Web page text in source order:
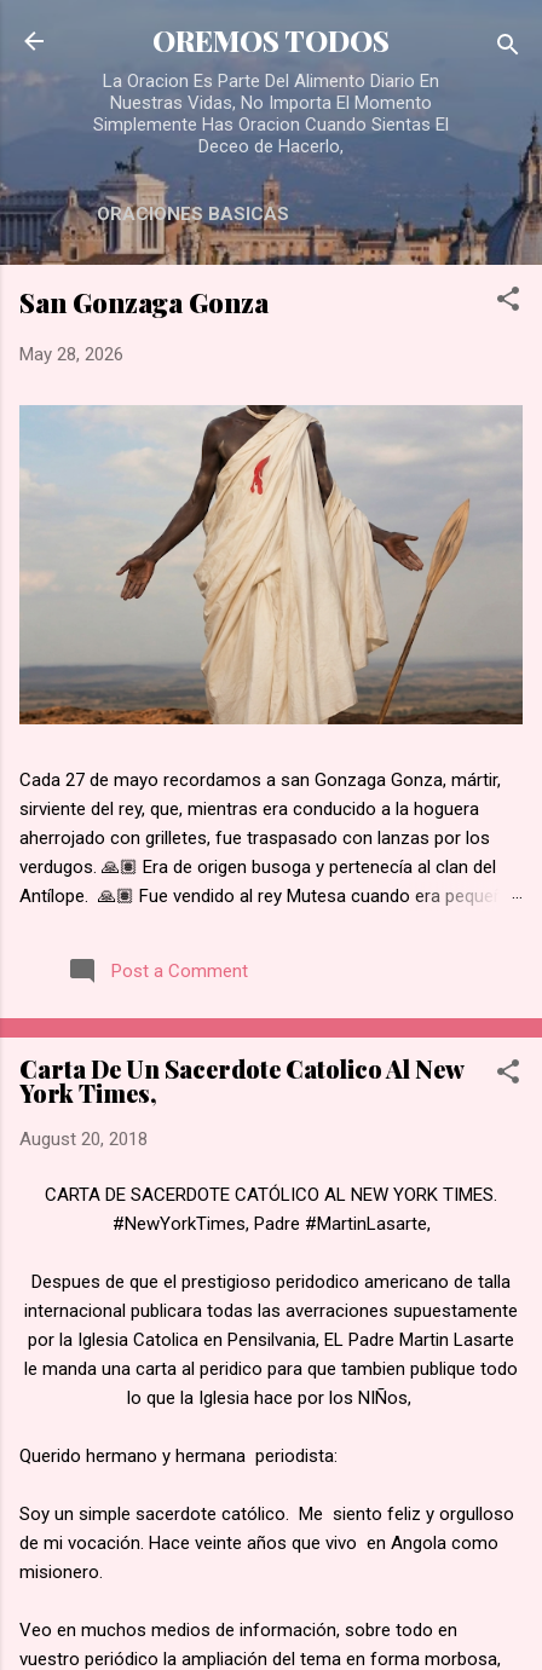
Skip to main content
OREMOS TODOS
La Oracion Es Parte Del Alimento Diario En
Nuestras Vidas, No Importa El Momento
Simplemente Has Oracion Cuando Sientas El
Deceo de Hacerlo,
ORACIONES BASICAS
San Gonzaga Gonza
May 28, 2026
Cada 27 de mayo recordamos a san Gonzaga Gonza, mártir,
sirviente del rey, que, mientras era conducido a la hoguera
aherrojado con grilletes, fue traspasado con lanzas por los
verdugos. 🙏🏽 Era de origen busoga y pertenecía al clan del
Antílope. 🙏🏽 Fue vendido al rey Mutesa cuando era pequeño,
custodia de los prisioneros. 🙏🏽 Recibió instrucción religiosa
de los Padres Blancos. 🙏🏽 Recibió el bautismo al día
Cuando el rey de Burgunda, hoy Uganda, le ordenó retractarse
de su fe, rehusó. Junto con otros mártires se le condujo en
una marcha hacia la aldea de Namugongo, a unos 60 kms de
su hogar. 🙏🏽 Según la costumbre, se ejecutaba a un
por el mal estado en que se encontraba. 🙏🏽 Murió en
Lubawo, fue alanceado y decapitado y sus restos dejados al
Post a Comment
Carta De Un Sacerdote Catolico Al New
York Times,
August 20, 2018
CARTA DE SACERDOTE CATÓLICO AL NEW YORK TIMES.
#NewYorkTimes, Padre #MartinLasarte,
Despues de que el prestigioso peridodico americano de talla
internacional publicara todas las averraciones supuestamente
por la Iglesia Catolica en Pensilvania, EL Padre Martin Lasarte
le manda una carta al peridico para que tambien publique todo
lo que la Iglesia hace por los NIÑos,
Querido hermano y hermana periodista:
Soy un simple sacerdote católico. Me siento feliz y orgulloso
de mi vocación. Hace veinte años que vivo en Angola como
misionero.
Veo en muchos medios de información, sobre todo en
vuestro periódico la ampliación del tema en forma morbosa,